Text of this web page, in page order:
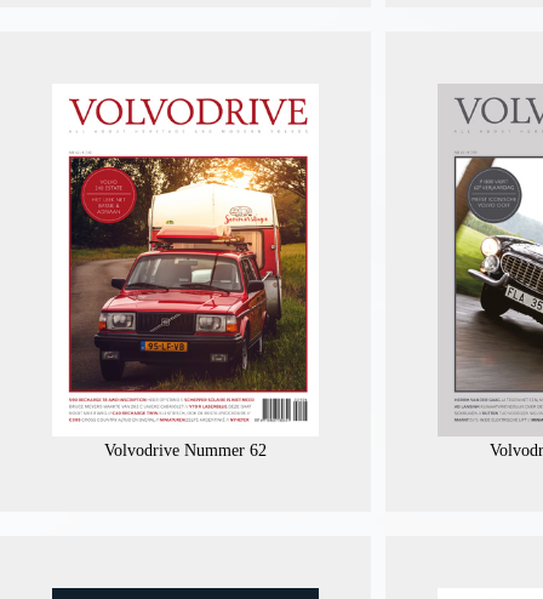
Volvodrive Nummer 62